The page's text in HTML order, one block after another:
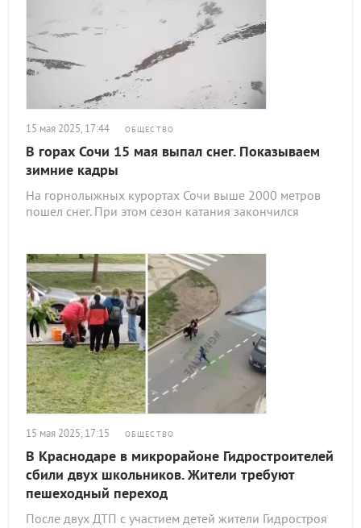
15 мая 2025, 17:44 ОБЩЕСТВО
В горах Сочи 15 мая выпал снег. Показываем
зимние кадры
На горнолыжных курортах Сочи выше 2000 метров
пошел снег. При этом сезон катания закончился
15 мая 2025, 17:15 ОБЩЕСТВО
В Краснодаре в микрорайоне Гидростроителей
сбили двух школьников. Жители требуют
пешеходный переход
После двух ДТП с участием детей жители Гидростроя